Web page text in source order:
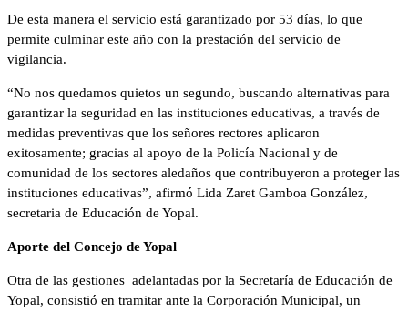
De esta manera el servicio está garantizado por 53 días, lo que
permite culminar este año con la prestación del servicio de
vigilancia.
“No nos quedamos quietos un segundo, buscando alternativas para
garantizar la seguridad en las instituciones educativas, a través de
medidas preventivas que los señores rectores aplicaron
exitosamente; gracias al apoyo de la Policía Nacional y de
comunidad de los sectores aledaños que contribuyeron a proteger las
instituciones educativas”, afirmó Lida Zaret Gamboa González,
secretaria de Educación de Yopal.
Aporte del Concejo de Yopal
Otra de las gestiones adelantadas por la Secretaría de Educación de
Yopal, consistió en tramitar ante la Corporación Municipal, un